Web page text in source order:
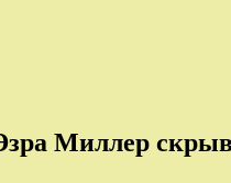
Миллер